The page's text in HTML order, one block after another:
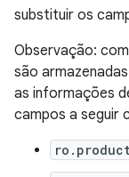
substituir os
Observação:
são
as informações
campos a seguir